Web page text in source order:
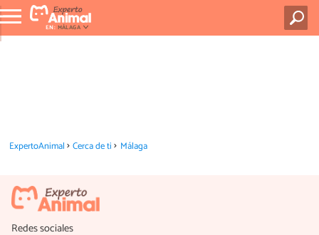
EN: MÁLAGA
ExpertoAnimal Cerca de ti Málaga
Redes sociales